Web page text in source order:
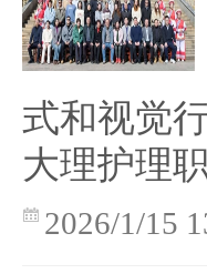
式和视觉
大理护理
2026/1/15